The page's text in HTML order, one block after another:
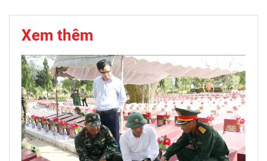
Xem thêm